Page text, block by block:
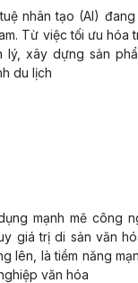
nhân tạo (AI)
Từ việc tối ưu hóa
lý, xây dựng sản
du lịch
mạnh mẽ công
giá trị di sản văn
lên, là tiềm năng
văn hóa